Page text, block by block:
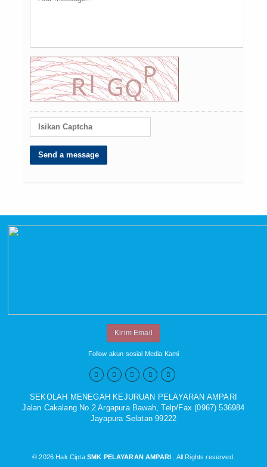
Kirim Email
Follow akun sosial Media Kami
    
SEKOLAH MENEGAH KEJURUAN PELAYARAN AMPARI
Jalan Cakalang No.2 Argapura Bawah, Telp/Fax (0967) 536984
Jayapura Selatan 99222
© 2026 Hak Cipta SMK PELAYARAN AMPARI . All Rights reserved.